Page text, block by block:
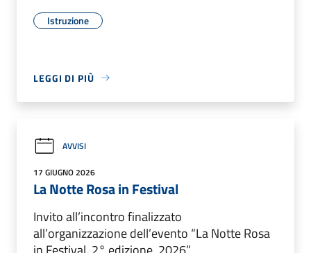
Istruzione
LEGGI DI PIÙ
AVVISI
17 GIUGNO 2026
La Notte Rosa in Festival
Invito all’incontro finalizzato
all’organizzazione dell’evento “La Notte Rosa